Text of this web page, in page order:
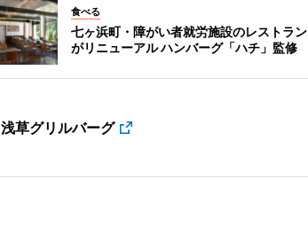
食べる
七ヶ浜町・障がい者就労施設のレストラン
がリニューアル ハンバーグ「ハチ」監修
浅草グリルバーグ